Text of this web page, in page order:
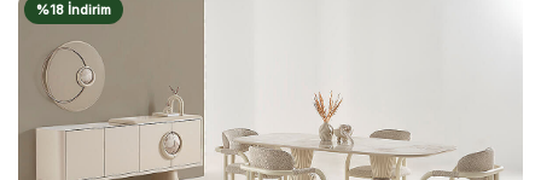
%18 İndirim